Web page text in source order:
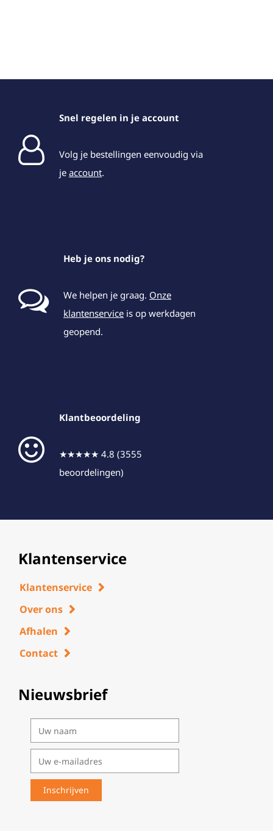
Snel regelen in je account
Volg je bestellingen eenvoudig via
je account.
Heb je ons nodig?
We helpen je graag. Onze
klantenservice is op werkdagen
geopend.
Klantbeoordeling
★★★★★ 4.8 (3555
beoordelingen)
Klantenservice
Klantenservice
Over ons
Afhalen
Contact
Nieuwsbrief